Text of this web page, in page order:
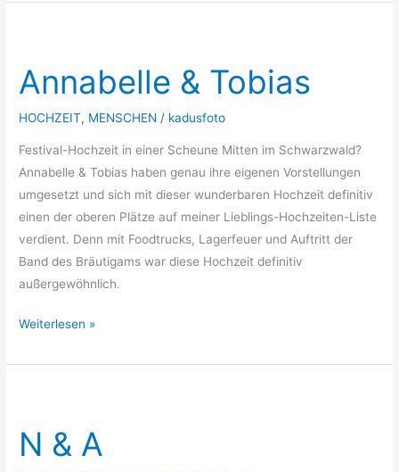
Annabelle & Tobias
HOCHZEIT, MENSCHEN / kadusfoto
Festival-Hochzeit in einer Scheune Mitten im Schwarzwald?
Annabelle & Tobias haben genau ihre eigenen Vorstellungen
umgesetzt und sich mit dieser wunderbaren Hochzeit definitiv
einen der oberen Plätze auf meiner Lieblings-Hochzeiten-Liste
verdient. Denn mit Foodtrucks, Lagerfeuer und Auftritt der
Band des Bräutigams war diese Hochzeit definitiv
außergewöhnlich.
Tobias
Weiterlesen »
N & A
A